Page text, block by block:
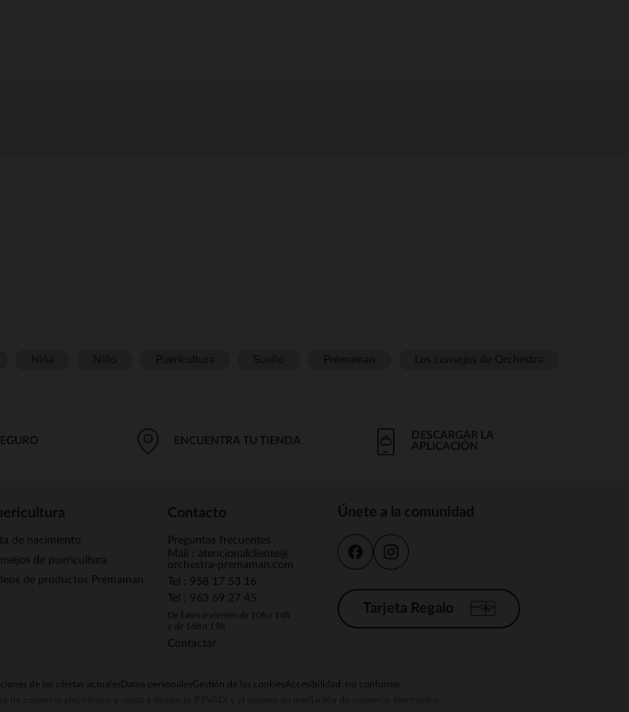
ENCUENTRA TU TIENDA
DESCARGAR LA
APLICACIÓN
de nacimiento
de puericultura
de productos Prémaman
Contacto
Preguntas frecuentes
Mail : atencionalcliente@
orchestra-premaman.com
Tel : 958 17 53 16
Tel : 963 69 27 45
De lunes a viernes de 10h a 14h
y de 16h a 19h
Contactar
Únete a la comunidad
Tarjeta Regalo
de las ofertas actuales Datos personalesGestión de las cookiesAccesibilidad: no conforme